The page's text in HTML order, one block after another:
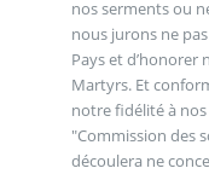
nos serments ou
nous jurons ne
Pays et d’honorer
Martyrs. Et
notre fidélité à
"Commission des
découlera ne